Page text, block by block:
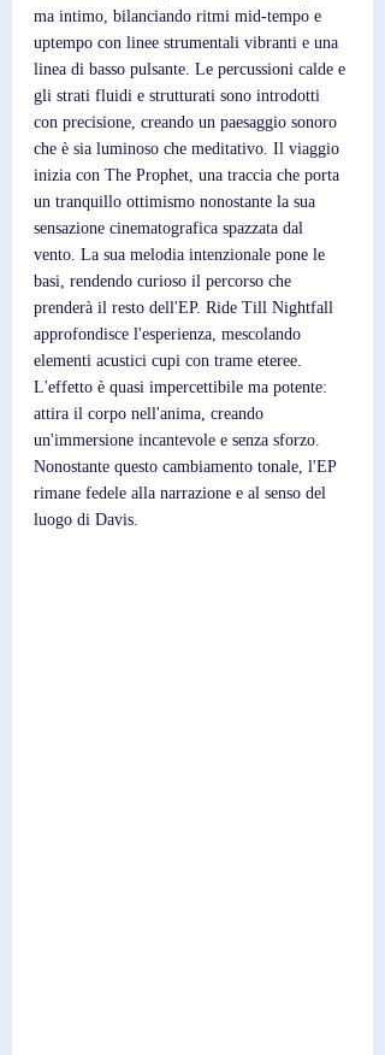
ma intimo, bilanciando ritmi mid-tempo e
uptempo con linee strumentali vibranti e una
linea di basso pulsante. Le percussioni calde e
gli strati fluidi e strutturati sono introdotti
con precisione, creando un paesaggio sonoro
che è sia luminoso che meditativo. Il viaggio
inizia con The Prophet, una traccia che porta
un tranquillo ottimismo nonostante la sua
sensazione cinematografica spazzata dal
vento. La sua melodia intenzionale pone le
basi, rendendo curioso il percorso che
prenderà il resto dell'EP. Ride Till Nightfall
approfondisce l'esperienza, mescolando
elementi acustici cupi con trame eteree.
L'effetto è quasi impercettibile ma potente:
attira il corpo nell'anima, creando
un'immersione incantevole e senza sforzo.
Nonostante questo cambiamento tonale, l'EP
rimane fedele alla narrazione e al senso del
luogo di Davis.